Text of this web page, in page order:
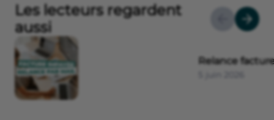
Les lecteurs regardent
aussi
Relance